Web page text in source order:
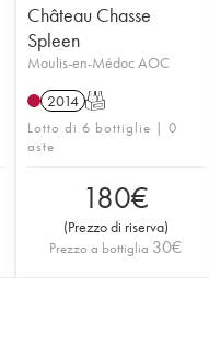
Château Chasse
Spleen
Moulis-en-Médoc AOC
2014 T
Lotto di 6 bottiglie | 0
aste
180€
(Prezzo di riserva)
Prezzo a bottiglia 30€